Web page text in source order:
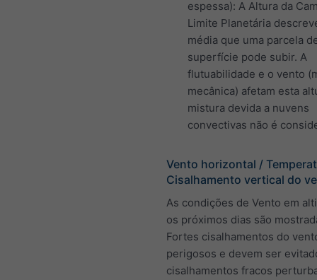
espessa): A Altura da
Limite Planetária
média que uma parcela
superfície pode subir. A
flutuabilidade e o vento
mecânica) afetam esta
mistura devida a nuvens
convectivas não é
Vento horizontal /
Cisalhamento vertical do
As condições de Vento em
os próximos dias são
Fortes cisalhamentos do
perigosos e devem ser
cisalhamentos fracos